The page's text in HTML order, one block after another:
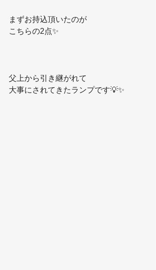
まずお持込頂いたのが
こちらの2点✨
父上から引き継がれて
大事にされてきたランプです💡✨